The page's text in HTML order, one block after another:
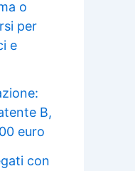
o
per
e
B,
euro
con